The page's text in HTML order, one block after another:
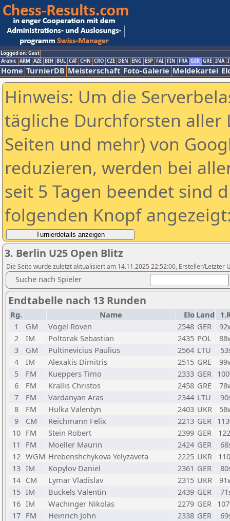
Logged on: Gast
Arabic ARM AZE BIH BUL CAT CHN CRO CZE DEN ENG ESP FAI FIN FRA GER GRE INA
Home TurnierDB Meisterschaft Foto-Galerie Meldekartei
Hinweis: Um die
tägliche Durchforsten aller
Seiten und mehr) von
reduzieren, werden bei
seit 5 Tagen beendet sind
folgenden Knopf
3. Berlin U25 Open Blitz
Die Seite wurde zuletzt aktualisiert am 14.11.2025 22:52:00, Ersteller/Letzter
Suche nach Spieler
Endtabelle nach 13 Runden
Rg. Name Elo Land
1
GM Vogel Roven 2548 GER
2
IM Poltorak Sebastian 2435 POL
3
GM Pultinevicius Paulius 2564 LTU
4
IM Alexakis Dimitris 2515 GRE
5
FM Kueppers Timo 2333 GER
6
FM Krallis Christos 2458 GRE
7
FM Vardanyan Aras 2344 LTU
8
FM Hulka Valentyn 2403 UKR
9
CM Reichmann Felix 2213 GER
10 FM Stein Robert 2399 GER
11
FM Moeller Maurin 2424 GER
12 WGM Hrebenshchykova Yelyzaveta 2225 UKR
13 IM Kopylov Daniel 2361 GER
14 CM Lymar Vladislav 2315 UKR
15 IM Buckels Valentin 2439 GER
16 IM Wachinger Nikolas 2279 GER
17 FM Heinrich John 2338 GER